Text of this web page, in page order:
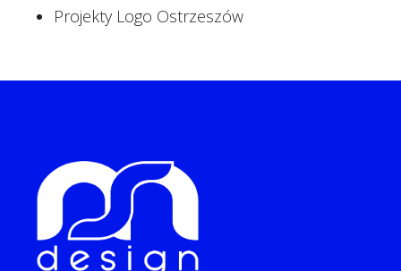
Projekty Logo Ostrzeszów